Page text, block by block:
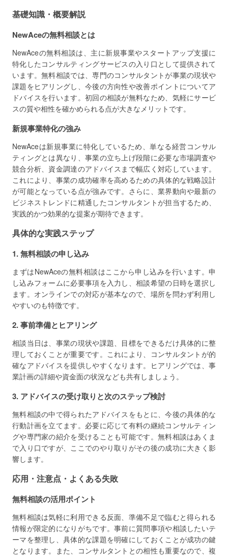
基礎知識・概要解説
NewAceの無料相談とは
NewAceの無料相談は、主に新規事業やスタートアップ支援に
特化したコンサルティングサービスの入り口として提供されて
います。無料相談では、専門のコンサルタントが事業の現状や
課題をヒアリングし、今後の方向性や改善ポイントについてア
ドバイスを行います。初回の相談が無料なため、気軽にサービ
スの質や相性を確かめられる点が大きなメリットです。
新規事業特化の強み
NewAceは新規事業に特化しているため、単なる経営コンサル
ティングとは異なり、事業の立ち上げ段階に必要な市場調査や
競合分析、資金調達のアドバイスまで幅広く対応しています。
これにより、事業の成功確率を高めるための具体的な戦略設計
が可能となっている点が強みです。さらに、業界動向や最新の
ビジネストレンドに精通したコンサルタントが担当するため、
実践的かつ効果的な提案が期待できます。
具体的な実践ステップ
1. 無料相談の申し込み
まずはNewAceの無料相談はここから申し込みを行います。申
し込みフォームに必要事項を入力し、相談希望の日時を選択し
ます。オンラインでの対応が基本なので、場所を問わず利用し
やすいのも特徴です。
2. 事前準備とヒアリング
相談当日は、事業の現状や課題、目標をできるだけ具体的に整
理しておくことが重要です。これにより、コンサルタントが的
確なアドバイスを提供しやすくなります。ヒアリングでは、事
業計画の詳細や資金面の状況なども共有しましょう。
3. アドバイスの受け取りと次のステップ検討
無料相談の中で得られたアドバイスをもとに、今後の具体的な
行動計画を立てます。必要に応じて有料の継続コンサルティン
グや専門家の紹介を受けることも可能です。無料相談はあくま
で入り口ですが、ここでのやり取りがその後の成功に大きく影
響します。
応用・注意点・よくある失敗
無料相談の活用ポイント
無料相談は気軽に利用できる反面、準備不足で臨むと得られる
情報が限定的になりがちです。事前に質問事項や相談したいテ
ーマを整理し、具体的な課題を明確にしておくことが成功の鍵
となります。また、コンサルタントとの相性も重要なので、複